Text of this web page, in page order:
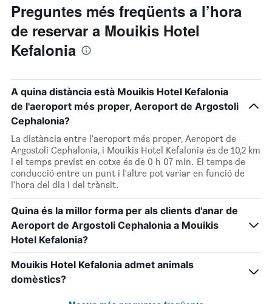
Preguntes més freqüents a l’hora
de reservar a Mouikis Hotel
Kefalonia
A quina distància està Mouikis Hotel Kefalonia
de l'aeroport més proper, Aeroport de Argostoli
Cephalonia?
La distància entre l'aeroport més proper, Aeroport de
Argostoli Cephalonia, i Mouikis Hotel Kefalonia és de 10,2 km
i el temps previst en cotxe és de 0 h 07 min. El temps de
conducció entre un punt i l'altre pot variar en funció de
l'hora del dia i del trànsit.
Quina és la millor forma per als clients d'anar de
Aeroport de Argostoli Cephalonia a Mouikis
Hotel Kefalonia?
Mouikis Hotel Kefalonia admet animals
domèstics?